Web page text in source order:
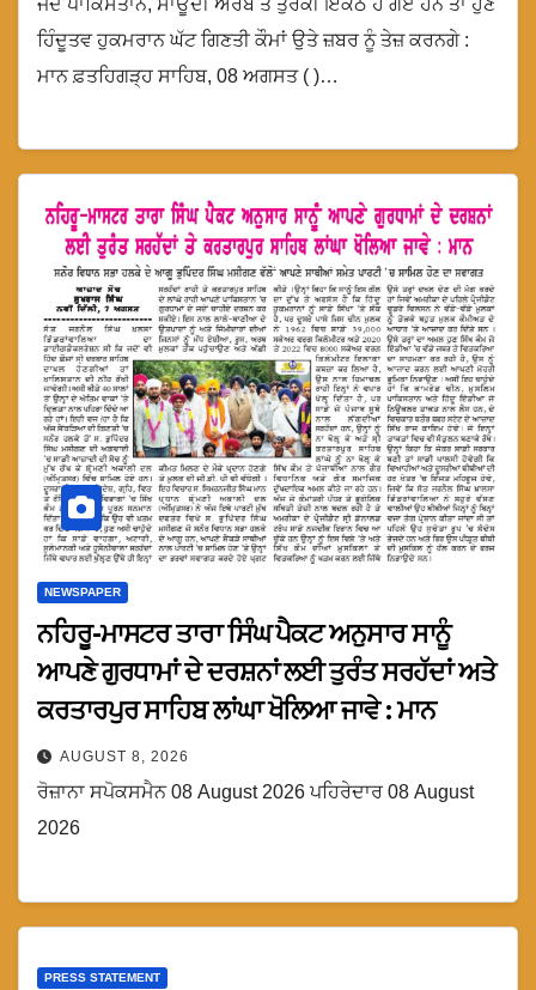
ਹਿੰਦੂਤਵ ਹੁਕਮਰਾਨ ਘੱਟ ਗਿਣਤੀ ਕੌਮਾਂ ਉਤੇ ਜ਼ਬਰ ਨੂੰ ਤੇਜ਼ ਕਰਨਗੇ :
ਮਾਨ ਫ਼ਤਹਿਗੜ੍ਹ ਸਾਹਿਬ, 08 ਅਗਸਤ ( )…
NEWSPAPER
ਨਹਿਰੂ-ਮਾਸਟਰ ਤਾਰਾ ਸਿੰਘ ਪੈਕਟ ਅਨੁਸਾਰ ਸਾਨੂੰ
ਆਪਣੇ ਗੁਰਧਾਮਾਂ ਦੇ ਦਰਸ਼ਨਾਂ ਲਈ ਤੁਰੰਤ ਸਰਹੱਦਾਂ ਅਤੇ
ਕਰਤਾਰਪੁਰ ਸਾਹਿਬ ਲਾਂਘਾ ਖੋਲਿਆ ਜਾਵੇ : ਮਾਨ
AUGUST 8, 2026
ਰੋਜ਼ਾਨਾ ਸਪੋਕਸਮੈਨ 08 August 2026 ਪਹਿਰੇਦਾਰ 08 August
2026
PRESS STATEMENT